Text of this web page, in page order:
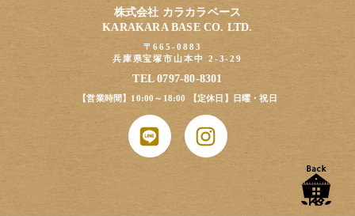
株式会社 カラカラベース
KARAKARA BASE CO. LTD.
〒665-0883
兵庫県宝塚市山本中 2-3-29
TEL 0797-80-8301
【営業時間】10:00～18:00 【定休日】日曜・祝日